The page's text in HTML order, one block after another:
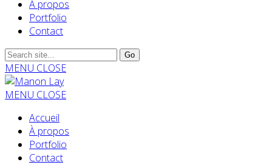
À propos
Portfolio
Contact
MENU CLOSE
MENU CLOSE
Accueil
À propos
Portfolio
Contact